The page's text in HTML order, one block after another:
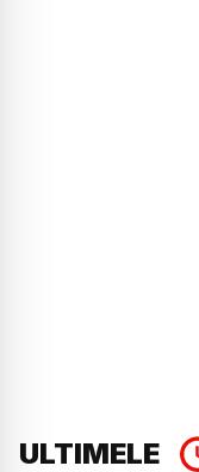
ULTIMELE